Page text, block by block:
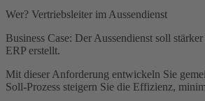
Wer? Vertriebsleiter im Aussendienst
Business Case: Der Aussendienst soll
ERP erstellt.
Mit dieser Anforderung entwickeln Sie
Soll-Prozess steigern Sie die Effizienz,